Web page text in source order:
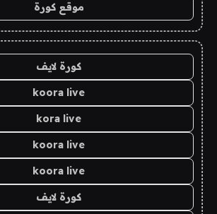
موقع كورة
كورة لايف
koora live
kora live
koora live
koora live
كورة لايف